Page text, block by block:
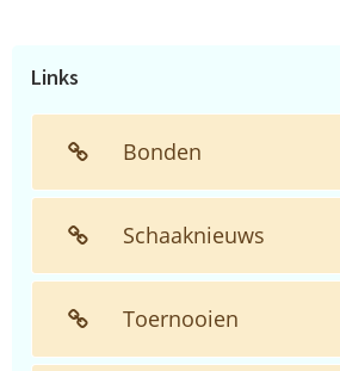
Links
Bonden
Schaaknieuws
Toernooien